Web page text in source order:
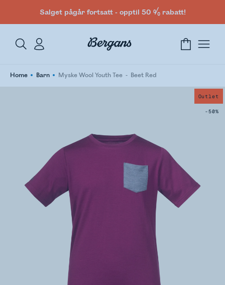
Salget pågår fortsatt - opptil 50 % rabatt!
Home Barn Myske Wool Youth Tee Beet Red
Outlet
-50%